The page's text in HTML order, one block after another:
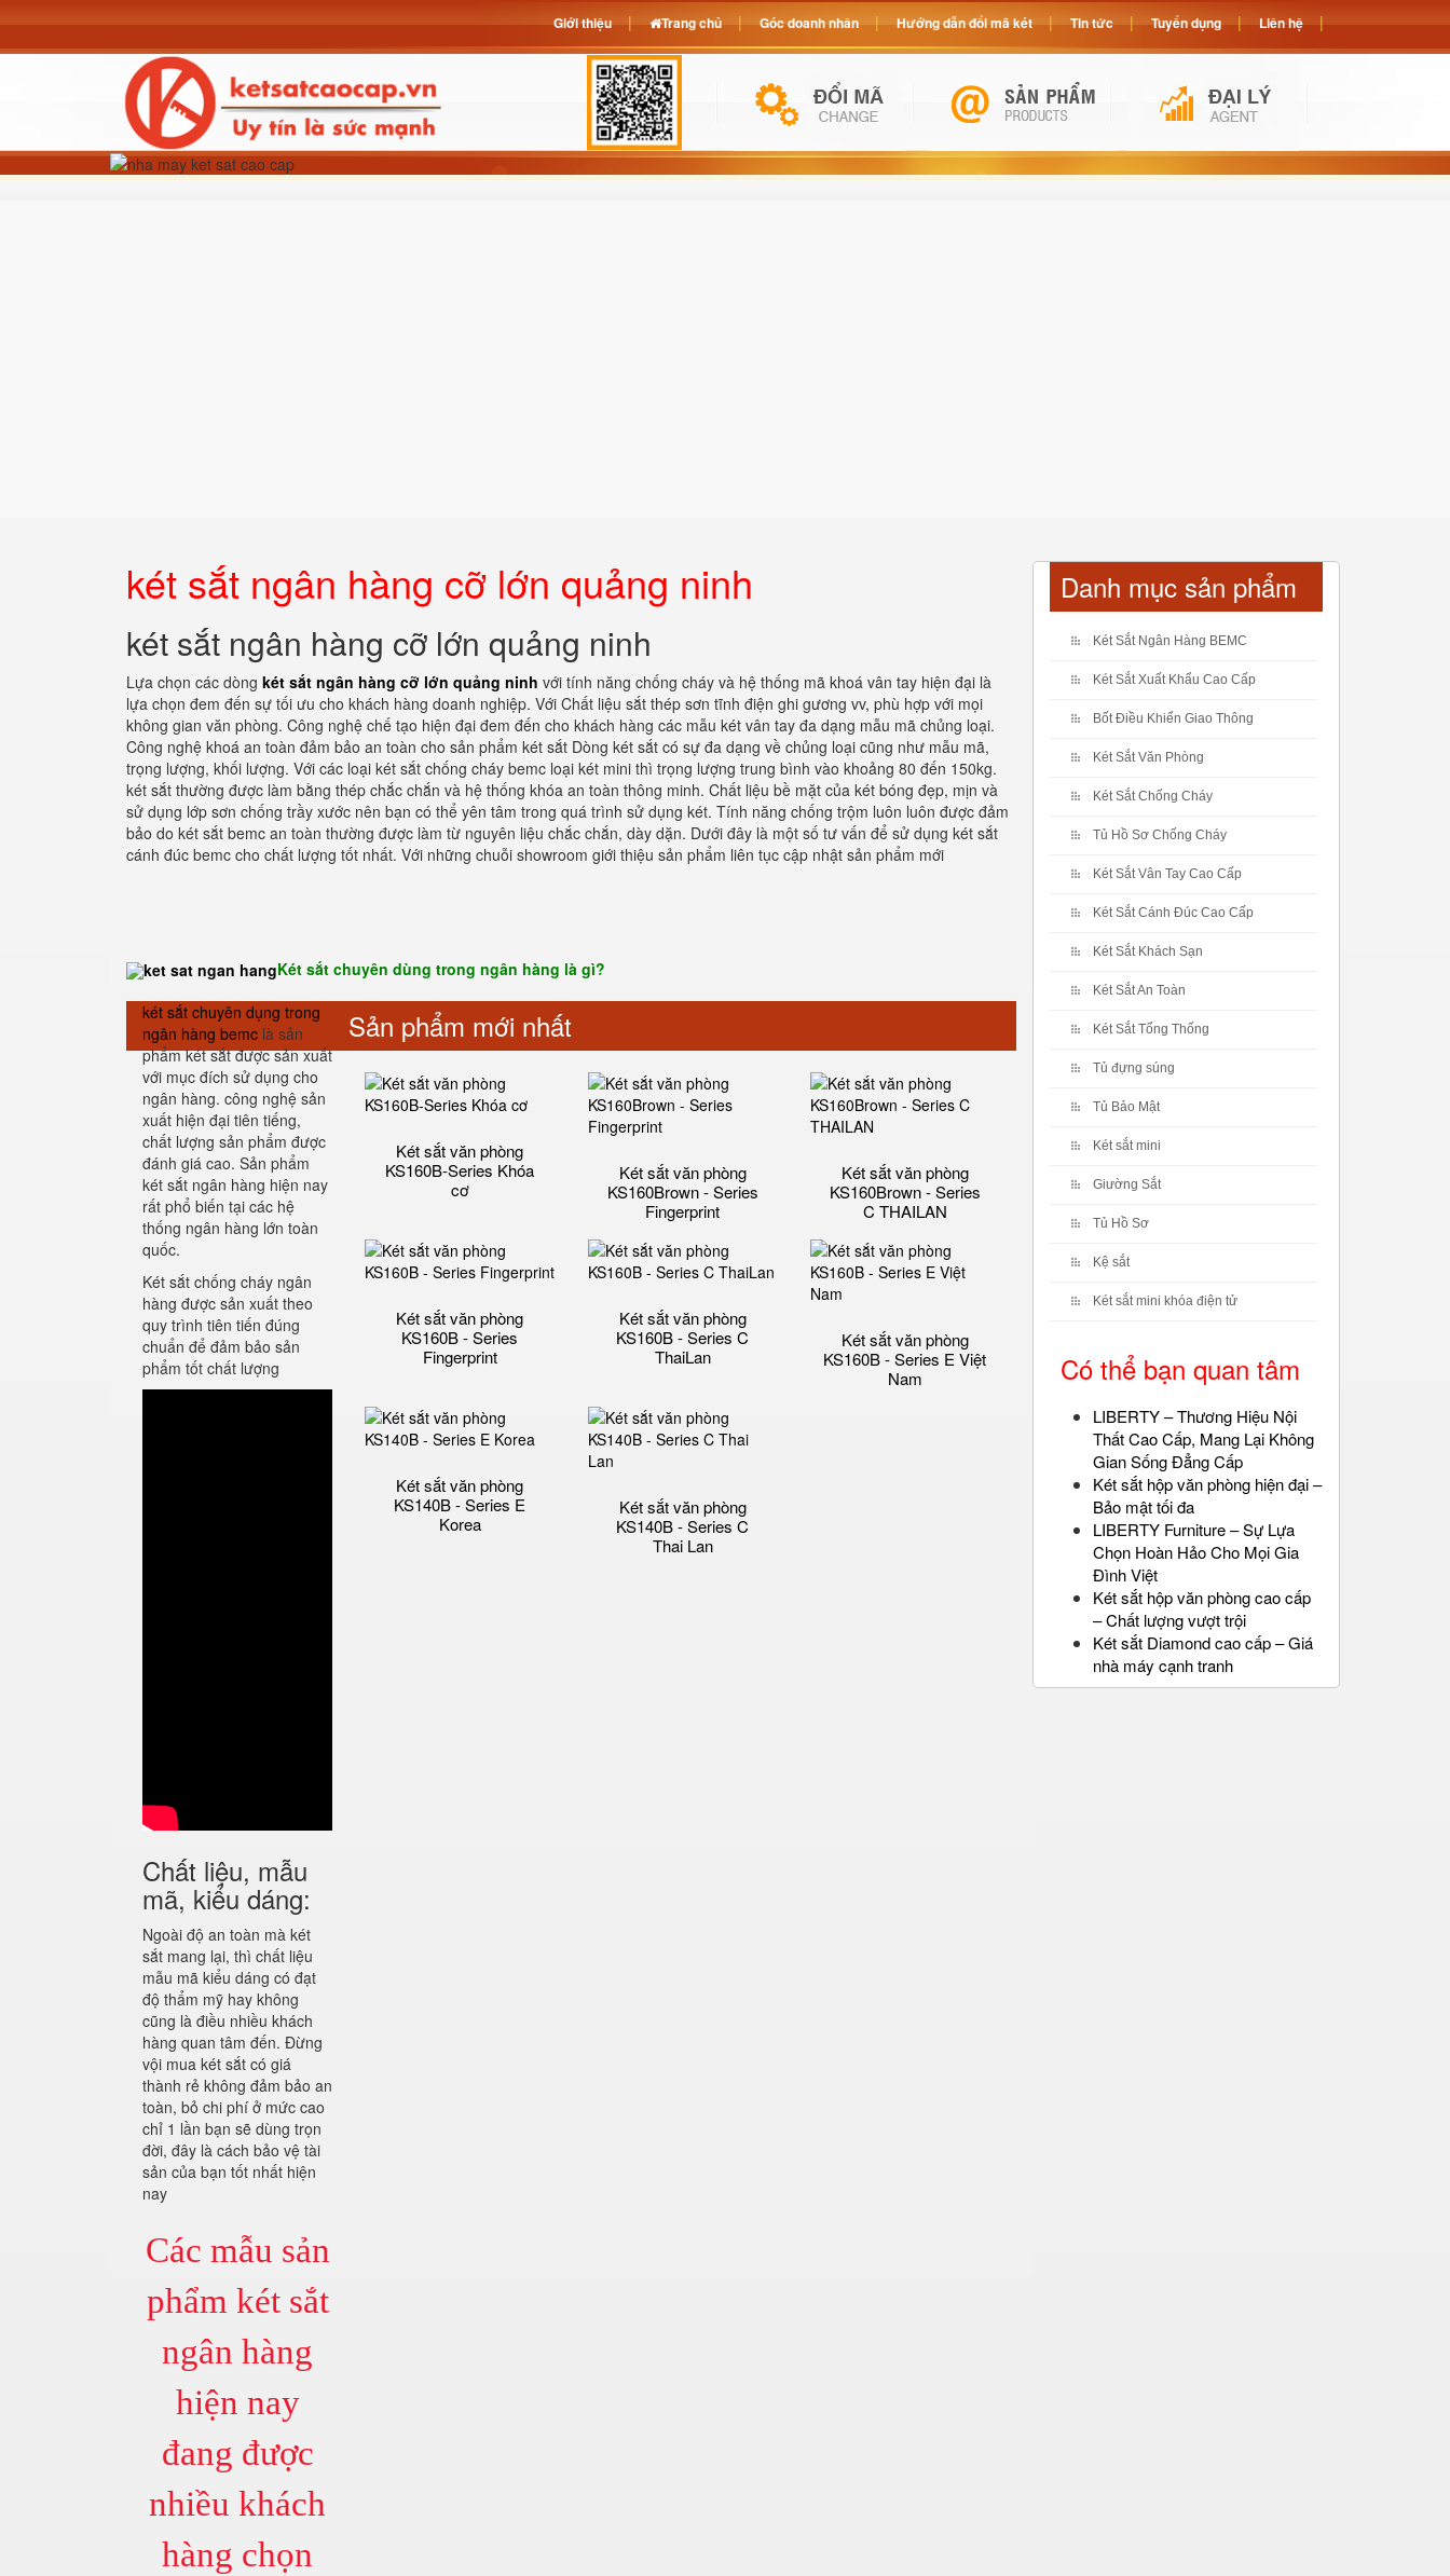
két sắt ngân hàng cỡ lớn quảng ninh
két sắt ngân hàng cỡ lớn quảng ninh
Lựa chọn các dòng két sắt ngân hàng cỡ lớn quảng ninh với tính năng chống cháy và hệ thống mã khoá vân tay hiện đại là
lựa chọn đem đến sự tối ưu cho khách hàng doanh nghiệp. Với Chất liệu sắt thép sơn tĩnh điện ghi gương vv, phù hợp với mọi
không gian văn phòng. Công nghệ chế tạo hiện đại đem đến cho khách hàng các mẫu két vân tay đa dạng mẫu mã chủng loại.
Công nghệ khoá an toàn đảm bảo an toàn cho sản phẩm két sắt Dòng két sắt có sự đa dạng về chủng loại cũng như mẫu mã,
trọng lượng, khối lượng. Với các loại két sắt chống cháy bemc loại két mini thì trọng lượng trung bình vào khoảng 80 đến 150kg.
két sắt thường được làm bằng thép chắc chắn và hệ thống khóa an toàn thông minh. Chất liệu bề mặt của két bóng đẹp, mịn và
sử dụng lớp sơn chống trầy xước nên bạn có thể yên tâm trong quá trình sử dụng két. Tính năng chống trộm luôn luôn được đảm
bảo do két sắt bemc an toàn thường được làm từ nguyên liệu chắc chắn, dày dặn. Dưới đây là một số tư vấn để sử dụng két sắt
cánh đúc bemc cho chất lượng tốt nhất. Với những chuỗi showroom giới thiệu sản phẩm liên tục cập nhật sản phẩm mới
Két sắt chuyên dùng trong ngân hàng là gì?
két sắt chuyên dụng trong
ngân hàng bemc là sản
phẩm két sắt được sản xuất
với mục đích sử dụng cho
ngân hàng. công nghệ sản
xuất hiện đại tiên tiếng,
chất lượng sản phẩm được
đánh giá cao. Sản phẩm
két sắt ngân hàng hiện nay
rất phổ biến tại các hệ
thống ngân hàng lớn toàn
quốc.
Két sắt chống cháy ngân
hàng được sản xuất theo
quy trình tiên tiến đúng
chuẩn để đảm bảo sản
phẩm tốt chất lượng
Chất liệu, mẫu
mã, kiểu dáng:
Ngoài độ an toàn mà két
sắt mang lại, thì chất liệu
mẫu mã kiểu dáng có đạt
độ thẩm mỹ hay không
cũng là điều nhiều khách
hàng quan tâm đến. Đừng
vội mua két sắt có giá
thành rẻ không đảm bảo an
toàn, bỏ chi phí ở mức cao
chỉ 1 lần bạn sẽ dùng trọn
đời, đây là cách bảo vệ tài
sản của bạn tốt nhất hiện
nay
Các mẫu sản
phẩm két sắt
ngân hàng
hiện nay
đang được
nhiều khách
hàng chọn
Sản phẩm mới nhất
Két sắt văn phòng
KS160B-Series Khóa
cơ
Két sắt văn phòng
KS160Brown - Series
Fingerprint
Két sắt văn phòng
KS160Brown - Series
C THAILAN
Két sắt văn phòng
KS160B - Series
Fingerprint
Két sắt văn phòng
KS160B - Series C
ThaiLan
Két sắt văn phòng
KS160B - Series E Việt
Nam
Két sắt văn phòng
KS140B - Series E
Korea
Két sắt văn phòng
KS140B - Series C
Thai Lan
Danh mục sản phẩm
Két Sắt Ngân Hàng BEMC
Két Sắt Xuất Khẩu Cao Cấp
Bốt Điều Khiển Giao Thông
Két Sắt Văn Phòng
Két Sắt Chống Cháy
Tủ Hồ Sơ Chống Cháy
Két Sắt Vân Tay Cao Cấp
Két Sắt Cánh Đúc Cao Cấp
Két Sắt Khách Sạn
Két Sắt An Toàn
Két Sắt Tổng Thống
Tủ đựng súng
Tủ Bảo Mật
Két sắt mini
Giường Sắt
Tủ Hồ Sơ
Kệ sắt
Két sắt mini khóa điện tử
Có thể bạn quan tâm
LIBERTY – Thương Hiệu Nội
Thất Cao Cấp, Mang Lại Không
Gian Sống Đẳng Cấp
Két sắt hộp văn phòng hiện đại –
Bảo mật tối đa
LIBERTY Furniture – Sự Lựa
Chọn Hoàn Hảo Cho Mọi Gia
Đình Việt
Két sắt hộp văn phòng cao cấp
– Chất lượng vượt trội
Két sắt Diamond cao cấp – Giá
nhà máy cạnh tranh
Giới thiệu Trang chủ Góc doanh nhân Hướng dẫn đổi mã két Tin tức Tuyển dụng Liên hệ